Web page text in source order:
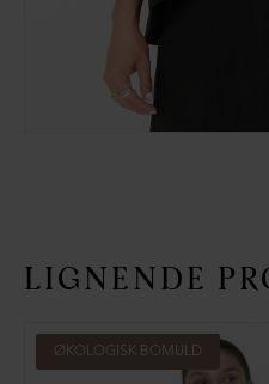
LIGNENDE
ØKOLOGISK BOMULD